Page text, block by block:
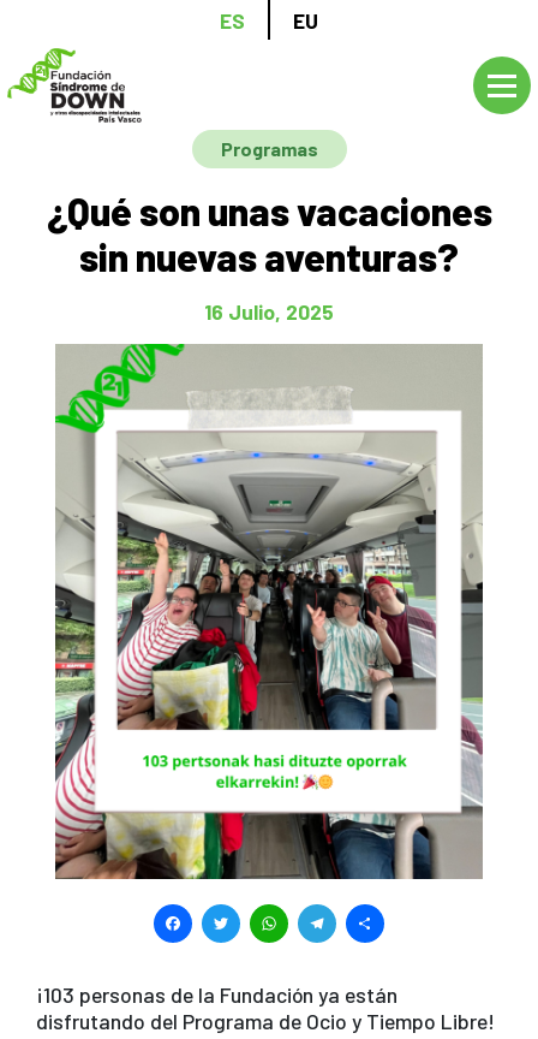
contenido
principal
ES EU
Programas
¿Qué son unas vacaciones
sin nuevas aventuras?
16 Julio, 2025
F
a
c
T
wi
tt
W
h
at
T
el
e ar
¡103 personas de la Fundación ya están
disfrutando del Programa de Ocio y Tiempo Libre!